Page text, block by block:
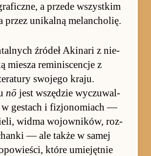
a przede wszyst­kim
przez unikalną melan­cholię.
źródeł Aki­nari z nie­
mie­sza re­mi­niscen­cje z
swojego kraju.
nō jest wszędzie wy­czuwal­
ge­stach i fi­zjonomiach —
widma wo­jow­ników, roz­
— ale także w sa­mej
które umie­jęt­nie